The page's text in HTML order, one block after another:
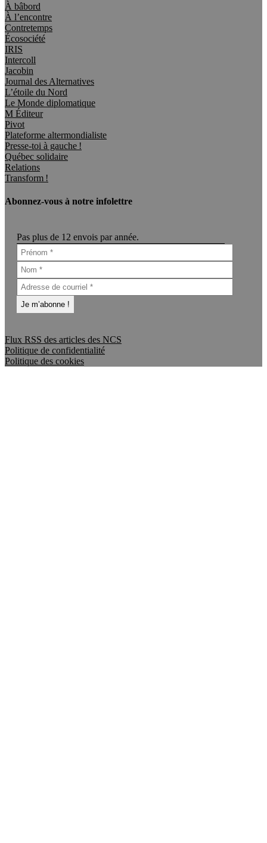
À bâbord
À l’encontre
Contretemps
Écosociété
IRIS
Intercoll
Jacobin
Journal des Alternatives
L’étoile du Nord
Le Monde diplomatique
M Éditeur
Pivot
Plateforme altermondialiste
Presse-toi à gauche !
Québec solidaire
Relations
Transform !
Abonnez-vous à notre infolettre
Pas plus de 12 envois par année.
Flux RSS des articles des NCS
Politique de confidentialité
Politique des cookies